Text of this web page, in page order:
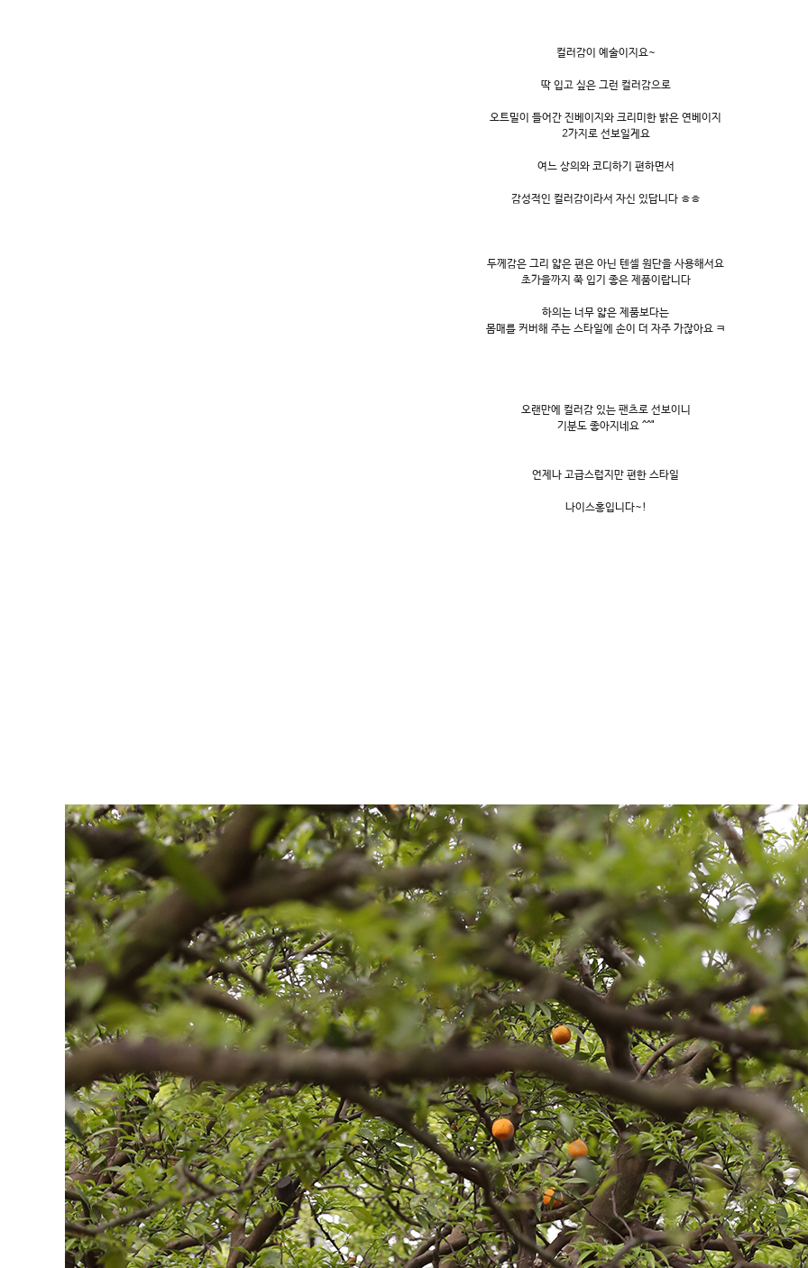
컬러감이 예술이지요~
딱 입고 싶은 그런 컬러감으로
오트밀이 들어간 진베이지와 크리미한 밝은 연베이지
2가지로 선보일게요
여느 상의와 코디하기 편하면서
감성적인 컬러감이라서 자신 있답니다 ㅎㅎ
두께감은 그리 얇은 편은 아닌 텐셀 원단을 사용해서요
초가을까지 쭉 입기 좋은 제품이랍니다
하의는 너무 얇은 제품보다는
몸매를 커버해 주는 스타일에 손이 더 자주 가잖아요 ㅋ
오랜만에 컬러감 있는 팬츠로 선보이니
기분도 좋아지네요 ^^"
언제나 고급스럽지만 편한 스타일
나이스홍입니다~!